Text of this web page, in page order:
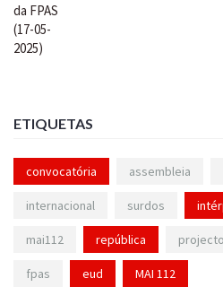
ETIQUETAS
convocatória assembleia
internacional surdos
mai112 república
fpas eud MAI 112